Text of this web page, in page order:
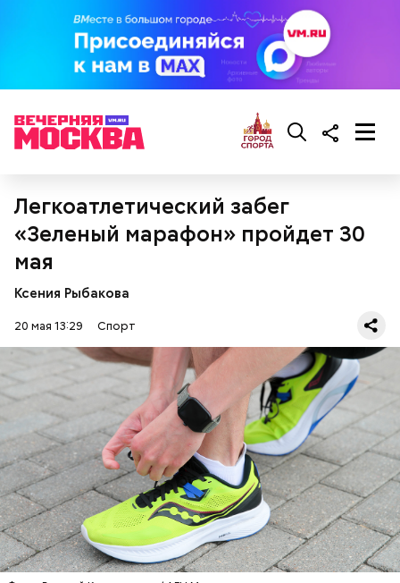
Легкоатлетический забег
«Зеленый марафон» пройдет 30
мая
Ксения Рыбакова
20 мая 13:29 Спорт